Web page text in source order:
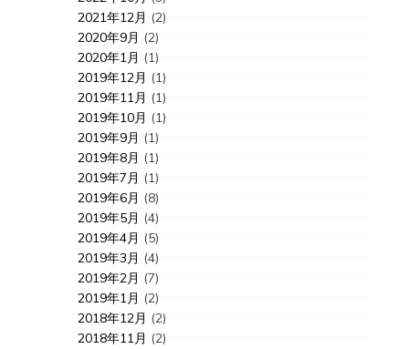
2021年12月 (2)
2020年9月 (2)
2020年1月 (1)
2019年12月 (1)
2019年11月 (1)
2019年10月 (1)
2019年9月 (1)
2019年8月 (1)
2019年7月 (1)
2019年6月 (8)
2019年5月 (4)
2019年4月 (5)
2019年3月 (4)
2019年2月 (7)
2019年1月 (2)
2018年12月 (2)
2018年11月 (2)